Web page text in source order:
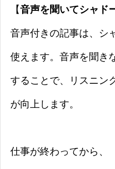
【音声を聞いてシャド
音声付きの記事は、シ
使えます。音声を聞き
することで、リスニン
が向上します。
仕事が終わってから、